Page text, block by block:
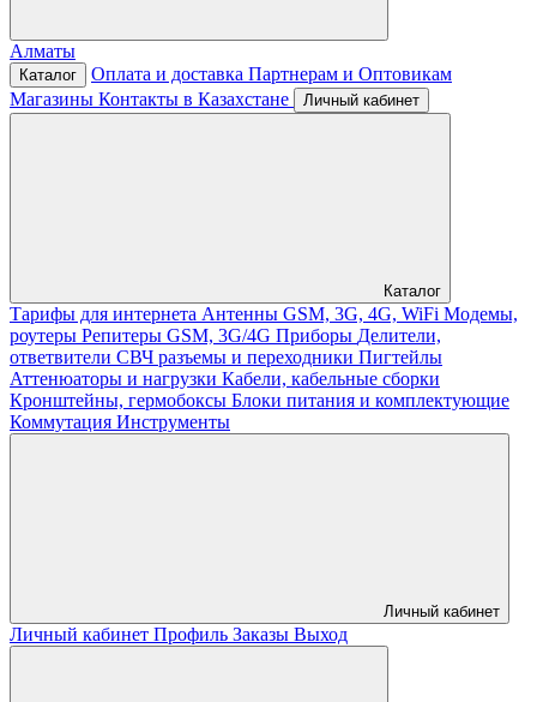
Алматы
Каталог Оплата и доставка Партнерам и Оптовикам
Магазины Контакты в Казахстане Личный кабинет
Каталог
Тарифы для интернета Антенны GSM, 3G, 4G, WiFi Модемы,
роутеры Репитеры GSM, 3G/4G Приборы Делители,
ответвители СВЧ разъемы и переходники Пигтейлы
Аттенюаторы и нагрузки Кабели, кабельные сборки
Кронштейны, гермобоксы Блоки питания и комплектующие
Коммутация Инструменты
Личный кабинет
Личный кабинет Профиль Заказы Выход